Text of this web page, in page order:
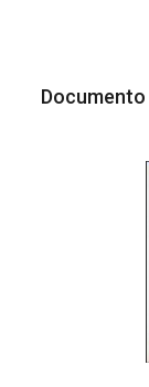
Documento